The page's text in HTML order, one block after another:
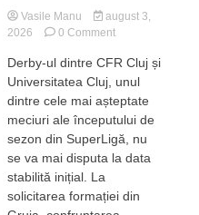
Vasile Manu
august 3,
2026
0 Commenton
ul
Clujului
a
fost
la
solicitarea
ului!
Când
Derby-ul dintre CFR Cluj și
Universitatea Cluj, unul
dintre cele mai așteptate
meciuri ale începutului de
sezon din SuperLigă, nu
se va mai disputa la data
stabilită inițial. La
solicitarea formației din